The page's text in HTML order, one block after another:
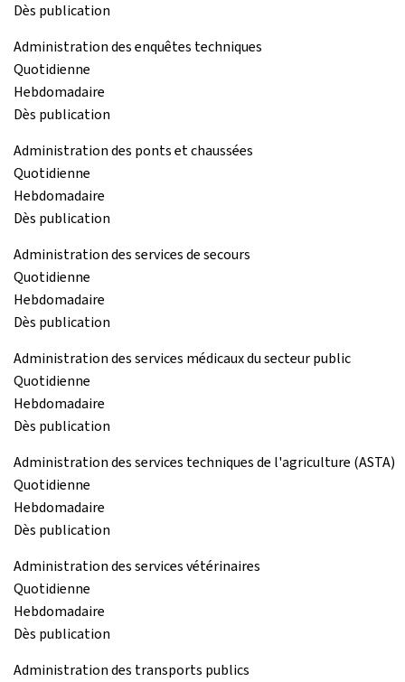
Dès publication
Administration des enquêtes techniques
Quotidienne
Hebdomadaire
Dès publication
Administration des ponts et chaussées
Quotidienne
Hebdomadaire
Dès publication
Administration des services de secours
Quotidienne
Hebdomadaire
Dès publication
Administration des services médicaux du secteur public
Quotidienne
Hebdomadaire
Dès publication
Administration des services techniques de l'agriculture (ASTA)
Quotidienne
Hebdomadaire
Dès publication
Administration des services vétérinaires
Quotidienne
Hebdomadaire
Dès publication
Administration des transports publics